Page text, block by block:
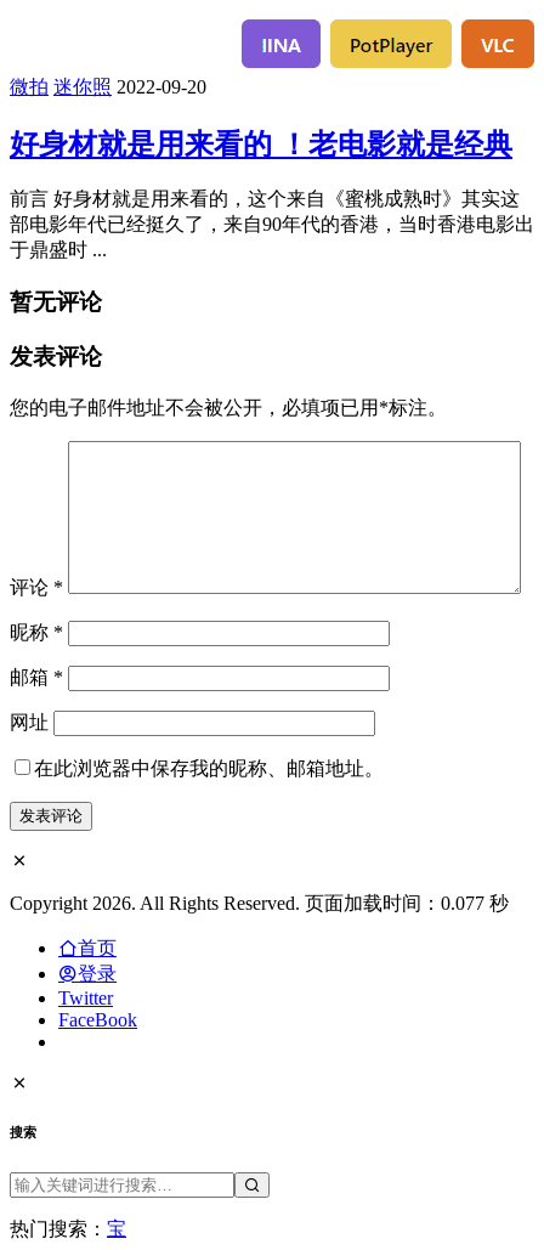
微拍 迷你照 2022-09-20
好身材就是用来看的 ！老电影就是经典
前言 好身材就是用来看的，这个来自《蜜桃成熟时》其实这
部电影年代已经挺久了，来自90年代的香港，当时香港电影出
于鼎盛时 ...
暂无评论
发表评论
您的电子邮件地址不会被公开， 必填项已用 *标注。
评论 *
昵称 *
邮箱 *
网址
在此浏览器中保存我的昵称、邮箱地址。
Copyright 2026. All Rights Reserved. 页面加载时间：0.077 秒
首页
登录
Twitter
FaceBook
搜索
热门搜索： 宝